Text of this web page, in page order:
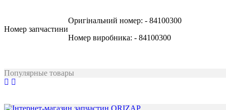
Номер запчастини
Оригінальний номер: - 84100300
Номер виробника: - 84100300
Популярные товары